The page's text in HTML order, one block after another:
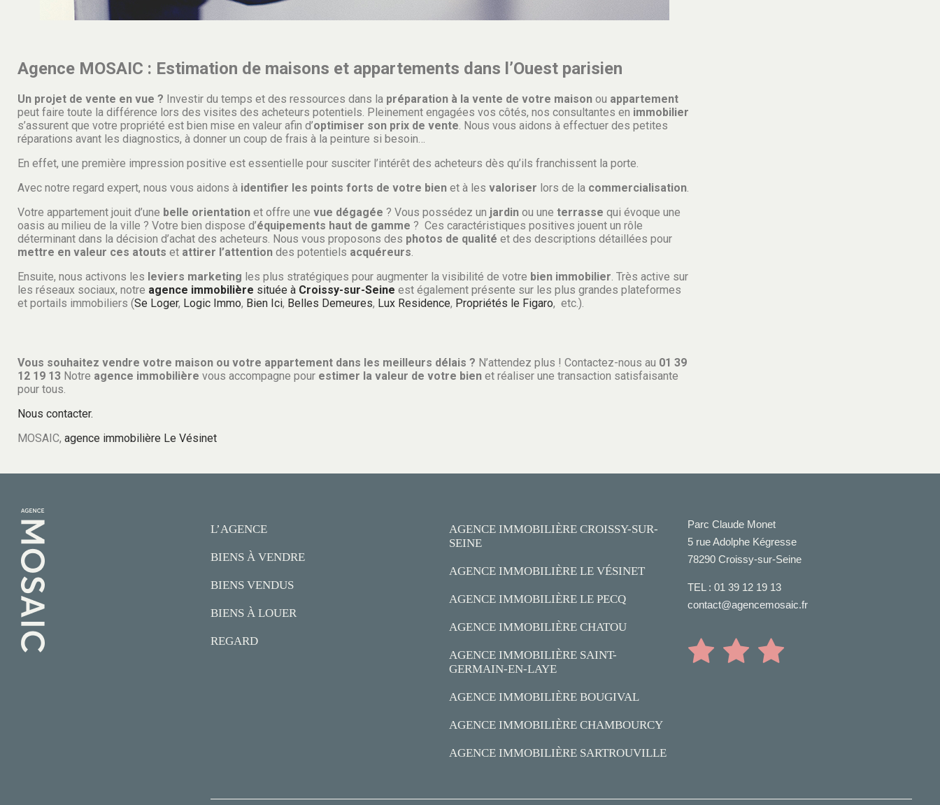
Agence MOSAIC : Estimation de maisons et appartements dans l’Ouest parisien
Un projet de vente en vue ? Investir du temps et des ressources dans la préparation à la vente de votre maison ou appartement
peut faire toute la différence lors des visites des acheteurs potentiels. Pleinement engagées vos côtés, nos consultantes en immobilier
s’assurent que votre propriété est bien mise en valeur afin d’optimiser son prix de vente . Nous vous aidons à effectuer des petites
réparations avant les diagnostics, à donner un coup de frais à la peinture si besoin…
En effet, une première impression positive est essentielle pour susciter l’intérêt des acheteurs dès qu’ils franchissent la porte.
Avec notre regard expert, nous vous aidons à identifier les points forts de votre bien et à les valoriser lors de la commercialisation
Votre appartement jouit d’une belle orientation et offre une vue dégagée ? Vous possédez un jardin ou une terrasse qui évoque une
oasis au milieu de la ville ? Votre bien dispose d’équipements haut de gamme ? Ces caractéristiques positives jouent un rôle
déterminant dans la décision d’achat des acheteurs. Nous vous proposons des photos de qualité et des descriptions détaillées pour
mettre en valeur ces atouts et attirer l’attention des potentiels acquéreurs
Ensuite, nous activons les leviers marketing les plus stratégiques pour augmenter la visibilité de votre bien immobilier . Très active sur
les réseaux sociaux, notre agence immobilière située à Croissy-sur-Seine est également présente sur les plus grandes plateformes
et portails immobiliers (Se Loger, Logic Immo, Bien Ici, Belles Demeures, Lux Residence, Propriétés le Figaro, etc.).
Vous souhaitez vendre votre maison ou votre appartement dans les meilleurs délais ? N’attendez plus ! Contactez-nous au 01 39
12 19 13 Notre agence immobilière vous accompagne pour estimer la valeur de votre bien et réaliser une transaction satisfaisante
pour tous.
Nous contacter.
MOSAIC, agence immobilière Le Vésinet
L’AGENCE
BIENS À VENDRE
BIENS VENDUS
BIENS À LOUER
REGARD
AGENCE IMMOBILIÈRE CROISSY-SUR-
SEINE
AGENCE IMMOBILIÈRE LE VÉSINET
AGENCE IMMOBILIÈRE LE PECQ
AGENCE IMMOBILIÈRE CHATOU
AGENCE IMMOBILIÈRE SAINT-
GERMAIN-EN-LAYE
AGENCE IMMOBILIÈRE BOUGIVAL
AGENCE IMMOBILIÈRE CHAMBOURCY
AGENCE IMMOBILIÈRE SARTROUVILLE
Parc Claude Monet
5 rue Adolphe Kégresse
78290 Croissy-sur-Seine
TEL : 01 39 12 19 13
contact@agencemosaic.fr